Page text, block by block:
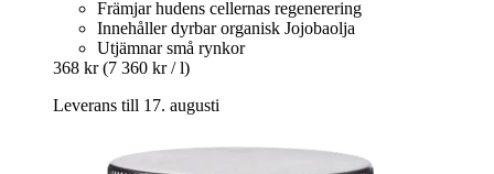
Främjar hudens cellernas regenerering
Innehåller dyrbar organisk Jojobaolja
Utjämnar små rynkor
368 kr (7 360 kr / l)
Leverans till 17. augusti